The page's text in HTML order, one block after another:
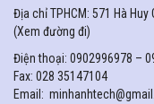
Địa chỉ TPHCM: 571 Hà Huy
(Xem đường đi)
Điện thoại: 0902996978 –
Fax: 028 35147104
Email: